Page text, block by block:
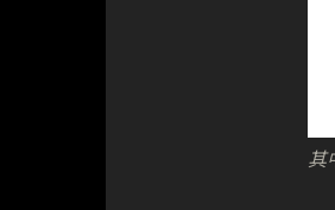
其